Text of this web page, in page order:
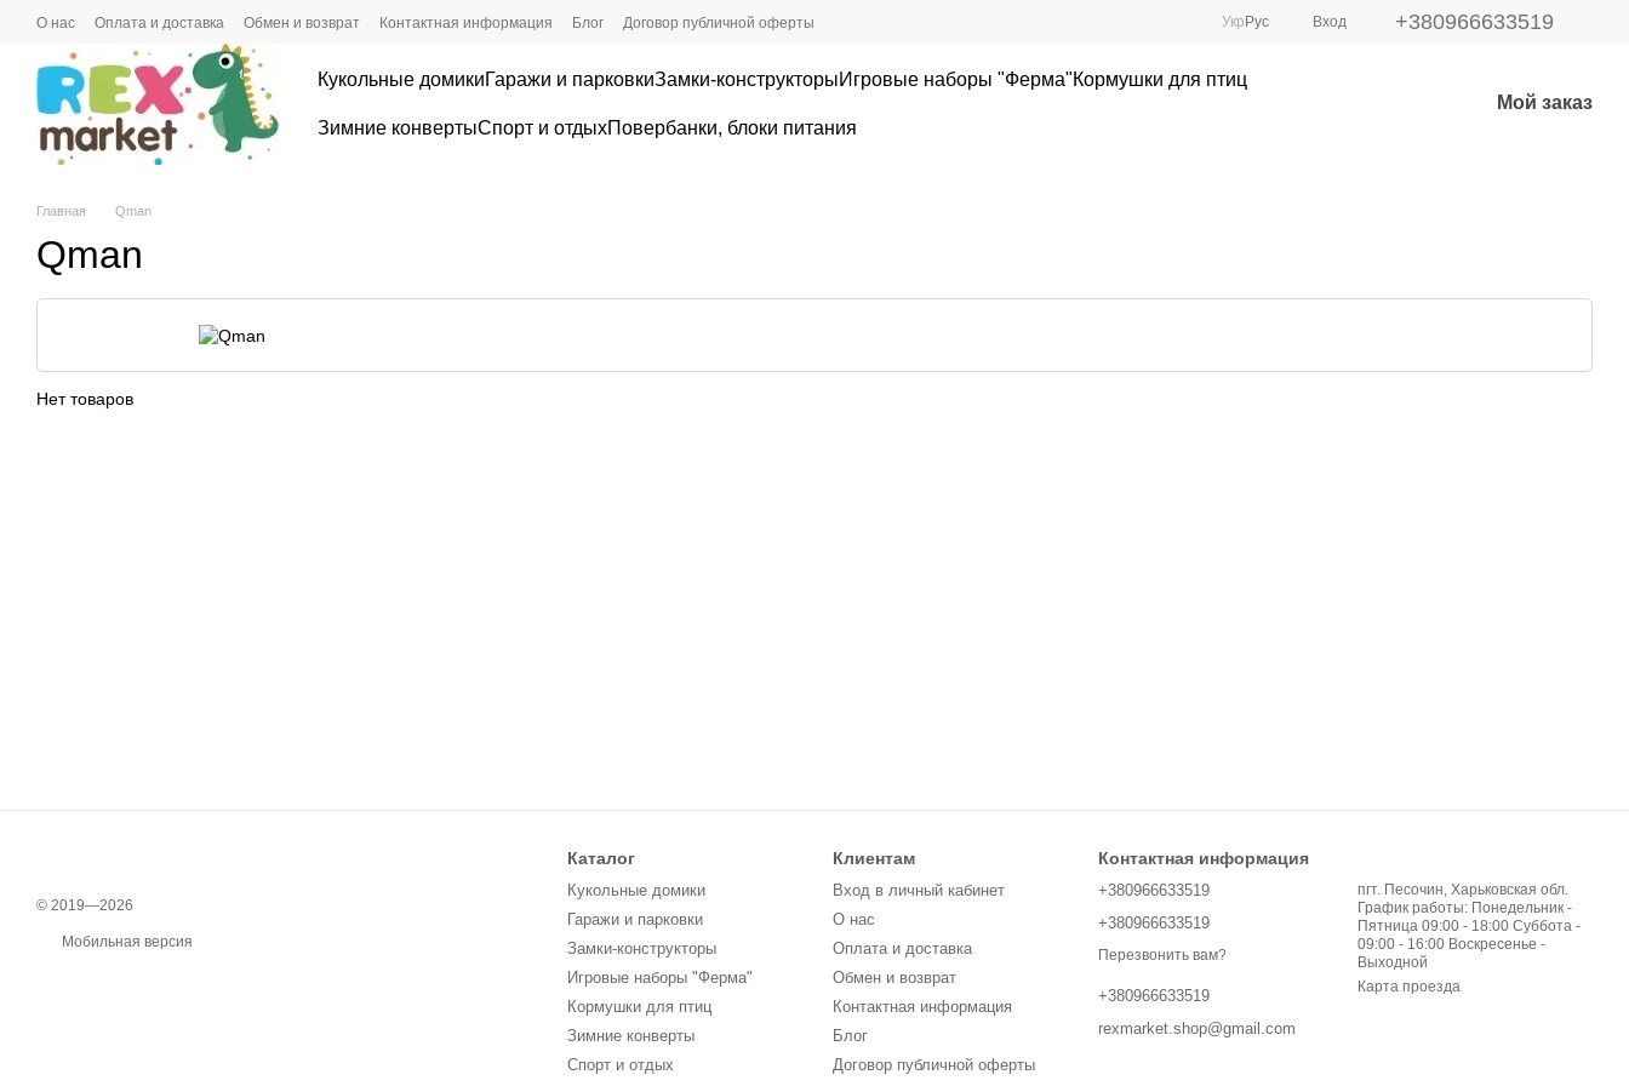
Перейти к основному контенту
О нас Оплата и доставка Обмен и возврат Контактная информация Блог Договор публичной оферты Укр Рус Вход +380966633519
Кукольные домикиГаражи и парковкиЗамки-конструкторыИгровые наборы "Ферма"Кормушки для птиц
Зимние конвертыСпорт и отдыхПовербанки, блоки питания
Мой заказ
Главная Qman
Qman
Нет товаров
© 2019—2026
Мобильная версия
Каталог
Кукольные домики
Гаражи и парковки
Замки-конструкторы
Игровые наборы "Ферма"
Кормушки для птиц
Зимние конверты
Спорт и отдых
Клиентам
Вход в личный кабинет
О нас
Оплата и доставка
Обмен и возврат
Контактная информация
Блог
Договор публичной оферты
Контактная информация
+380966633519
+380966633519
Перезвонить вам?
+380966633519
rexmarket.shop@gmail.com
пгт. Песочин, Харьковская обл.
График работы: Понедельник -
Пятница 09:00 - 18:00 Суббота -
09:00 - 16:00 Воскресенье -
Выходной
Карта проезда